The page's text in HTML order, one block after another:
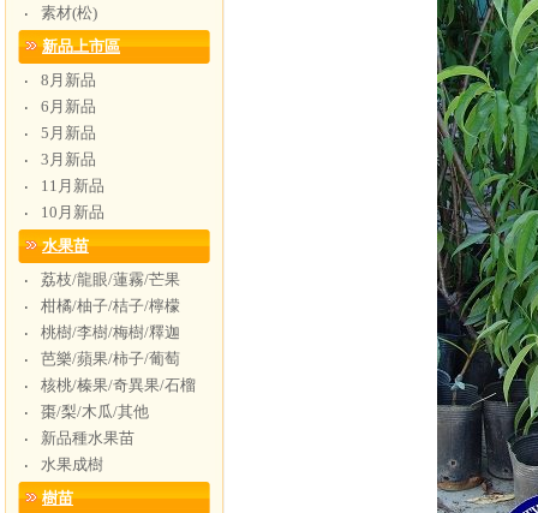
‧
素材(松)
新品上市區
‧
8月新品
‧
6月新品
‧
5月新品
‧
3月新品
‧
11月新品
‧
10月新品
水果苗
‧
荔枝/龍眼/蓮霧/芒果
‧
柑橘/柚子/桔子/檸檬
‧
桃樹/李樹/梅樹/釋迦
‧
芭樂/蘋果/柿子/葡萄
‧
核桃/榛果/奇異果/石榴
‧
棗/梨/木瓜/其他
‧
新品種水果苗
‧
水果成樹
樹苗